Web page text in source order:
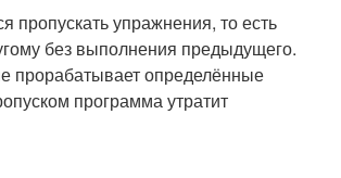
пропускать упражнения, то есть
без выполнения предыдущего.
прорабатывает определённые
программа утратит